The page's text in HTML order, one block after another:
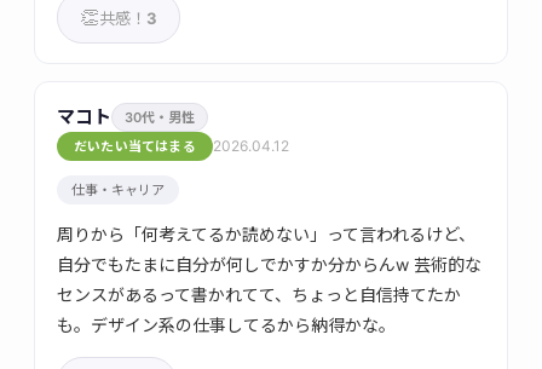
👏共感！ 3
マコト
30代・男性
だいたい当てはまる
2026.04.12
仕事・キャリア
周りから「何考えてるか読めない」って言われるけど、
自分でもたまに自分が何しでかすか分からんw 芸術的な
センスがあるって書かれてて、ちょっと自信持てたか
も。デザイン系の仕事してるから納得かな。